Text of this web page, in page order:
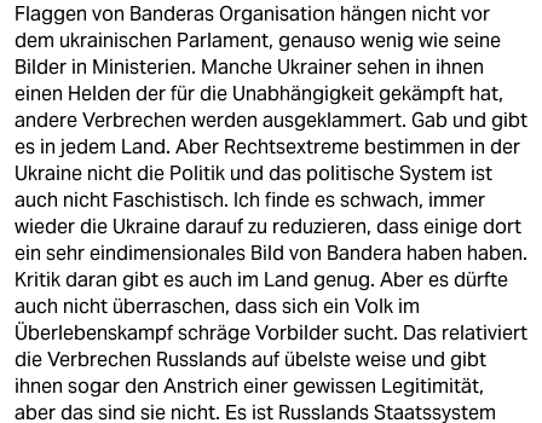
Flaggen von Banderas Organisation hängen nicht vor
dem ukrainischen Parlament, genauso wenig wie seine
Bilder in Ministerien. Manche Ukrainer sehen in ihnen
einen Helden der für die Unabhängigkeit gekämpft hat,
andere Verbrechen werden ausgeklammert. Gab und gibt
es in jedem Land. Aber Rechtsextreme bestimmen in der
Ukraine nicht die Politik und das politische System ist
auch nicht Faschistisch. Ich finde es schwach, immer
wieder die Ukraine darauf zu reduzieren, dass einige dort
ein sehr eindimensionales Bild von Bandera haben haben.
Kritik daran gibt es auch im Land genug. Aber es dürfte
auch nicht überraschen, dass sich ein Volk im
Überlebenskampf schräge Vorbilder sucht. Das relativiert
die Verbrechen Russlands auf übelste weise und gibt
ihnen sogar den Anstrich einer gewissen Legitimität,
aber das sind sie nicht. Es ist Russlands Staatssystem